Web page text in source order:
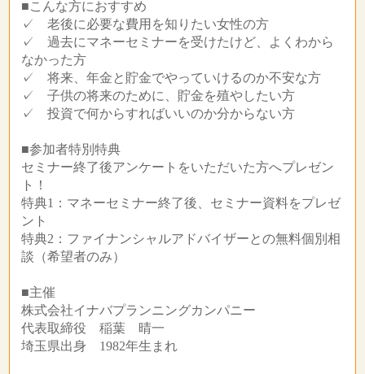
■こんな方におすすめ
✓ 老後に必要な費用を知りたい女性の方
✓ 過去にマネーセミナーを受けたけど、よくわから
なかった方
✓ 将来、年金と貯金でやっていけるのか不安な方
✓ 子供の将来のために、貯金を殖やしたい方
✓ 投資で何からすればいいのか分からない方
■参加者特別特典
セミナー終了後アンケートをいただいた方へプレゼン
ト！
特典1：マネーセミナー終了後、セミナー資料をプレゼ
ント
特典2：ファイナンシャルアドバイザーとの無料個別相
談（希望者のみ）
■主催
株式会社イナバプランニングカンパニー
代表取締役 稲葉 晴一
埼玉県出身 1982年生まれ